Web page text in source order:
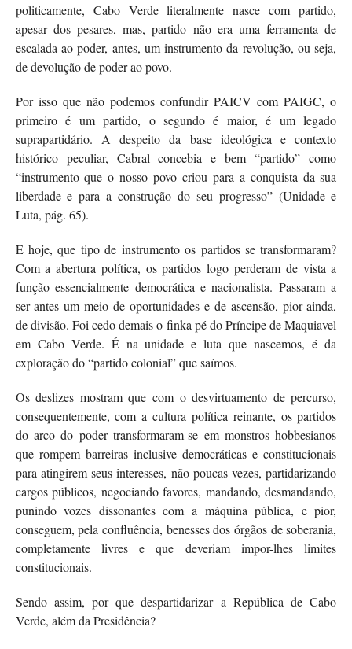
politicamente, Cabo Verde literalmente nasce com partido,
apesar dos pesares, mas, partido não era uma ferramenta de
escalada ao poder, antes, um instrumento da revolução, ou seja,
de devolução de poder ao povo.
Por isso que não podemos confundir PAICV com PAIGC, o
primeiro é um partido, o segundo é maior, é um legado
suprapartidário. A despeito da base ideológica e contexto
histórico peculiar, Cabral concebia e bem “partido” como
“instrumento que o nosso povo criou para a conquista da sua
liberdade e para a construção do seu progresso” (Unidade e
Luta, pág. 65).
E hoje, que tipo de instrumento os partidos se transformaram?
Com a abertura política, os partidos logo perderam de vista a
função essencialmente democrática e nacionalista. Passaram a
ser antes um meio de oportunidades e de ascensão, pior ainda,
de divisão. Foi cedo demais o finka pé do Príncipe de Maquiavel
em Cabo Verde. É na unidade e luta que nascemos, é da
exploração do “partido colonial” que saímos.
Os deslizes mostram que com o desvirtuamento de percurso,
consequentemente, com a cultura política reinante, os partidos
do arco do poder transformaram-se em monstros hobbesianos
que rompem barreiras inclusive democráticas e constitucionais
para atingirem seus interesses, não poucas vezes, partidarizando
cargos públicos, negociando favores, mandando, desmandando,
punindo vozes dissonantes com a máquina pública, e pior,
conseguem, pela confluência, benesses dos órgãos de soberania,
completamente livres e que deveriam impor-lhes limites
constitucionais.
Sendo assim, por que despartidarizar a República de Cabo
Verde, além da Presidência?